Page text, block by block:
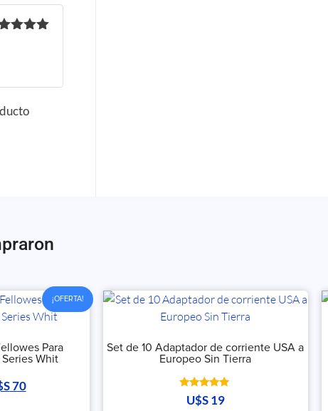
¡OFERTA!
Para
Whit
70
Set de 10 Adaptador de corriente USA a
Europeo Sin Tierra
Valorado
con
U$S19